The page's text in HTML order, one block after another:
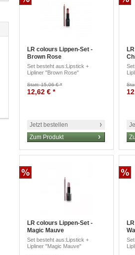
LR colours Lippen-Set -
Brown Rose
Set besteht aus:Lipstick +
Lipliner "Brown Rose"
Statt: 15,06 € *
12,62 € *
Jetzt bestellen
Zum Produkt
LR colours Lippen-Set -
Magic Mauve
Set besteht aus:Lipstick +
Lipliner "Magic Mauve"